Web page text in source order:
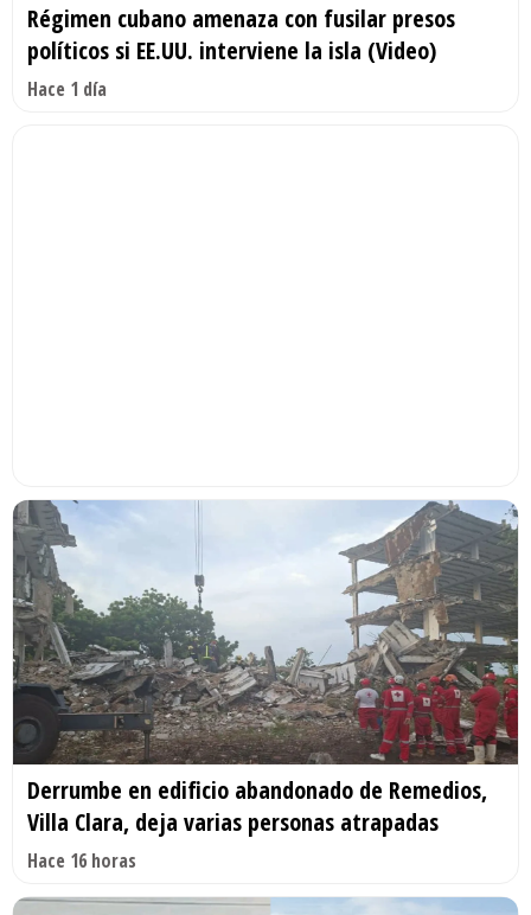
Régimen cubano amenaza con fusilar presos
políticos si EE.UU. interviene la isla (Video)
Hace 1 día
Derrumbe en edificio abandonado de Remedios,
Villa Clara, deja varias personas atrapadas
Hace 16 horas